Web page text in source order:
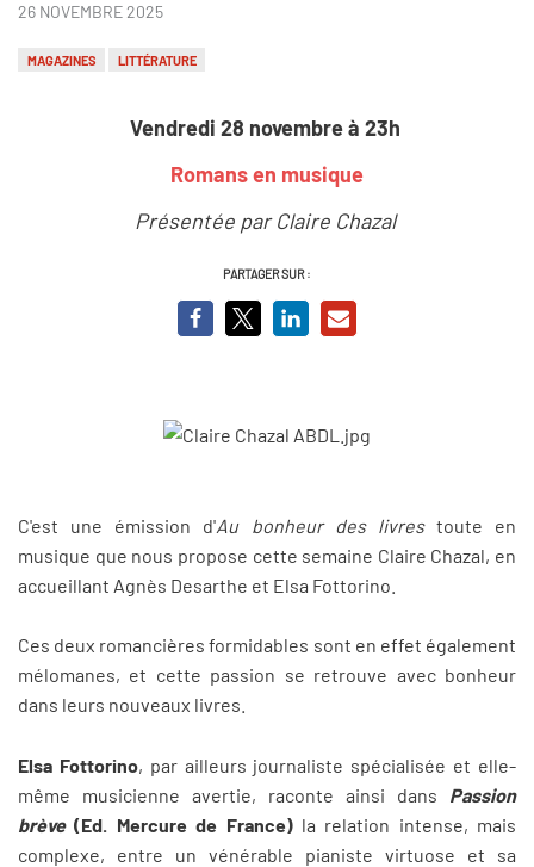
26 NOVEMBRE 2025
MAGAZINES LITTÉRATURE
Vendredi 28 novembre à 23h
Romans en musique
Présentée par Claire Chazal
PARTAGER SUR :
C'est une émission d'Au bonheur des livrestoute en
musique que nous propose cette semaine Claire Chazal, en
accueillant Agnès Desarthe et Elsa Fottorino.
Ces deux romancières formidables sont en effet également
mélomanes, et cette passion se retrouve avec bonheur
dans leurs nouveaux livres.
Elsa Fottorino, par ailleurs journaliste spécialisée et elle-
même musicienne avertie, raconte ainsi dans Passion
brève(Ed. Mercure de France)la relation intense, mais
complexe, entre un vénérable pianiste virtuose et sa